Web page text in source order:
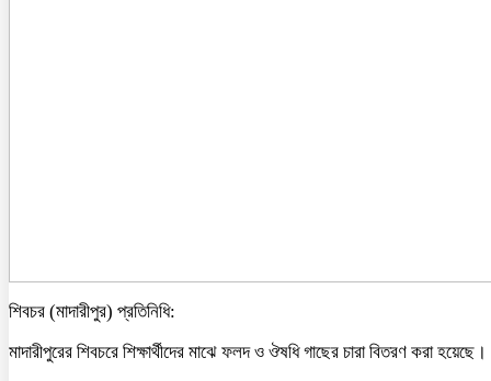
শিবচর (মাদারীপুর) প্রতিনিধি:
মাদারীপুরের শিবচরে শিক্ষার্থীদের মাঝে ফলদ ও ঔষধি গাছের চারা বিতরণ করা হয়েছে।